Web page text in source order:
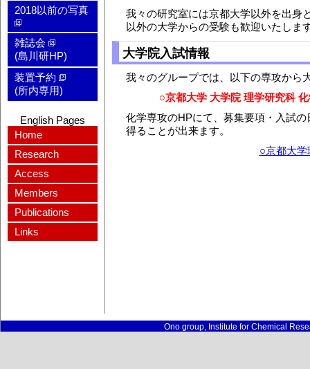
2018以前の写真
雑誌会
(島川研HP)
装置予約
(所内専用)
English Pages
Home
Research
Access
Members
Publications
Links
我々の研究室には京都大学以外を出身
以外の大学からの受験も歓迎いたしま
大学院入試情報
我々のグループでは、以下の専攻から
○京都大学 大学院 理学研究科
化学専攻のHPにて、募集要項・入試
得ることが出来ます。
○京都大学
Ono group, Institute for Chemical